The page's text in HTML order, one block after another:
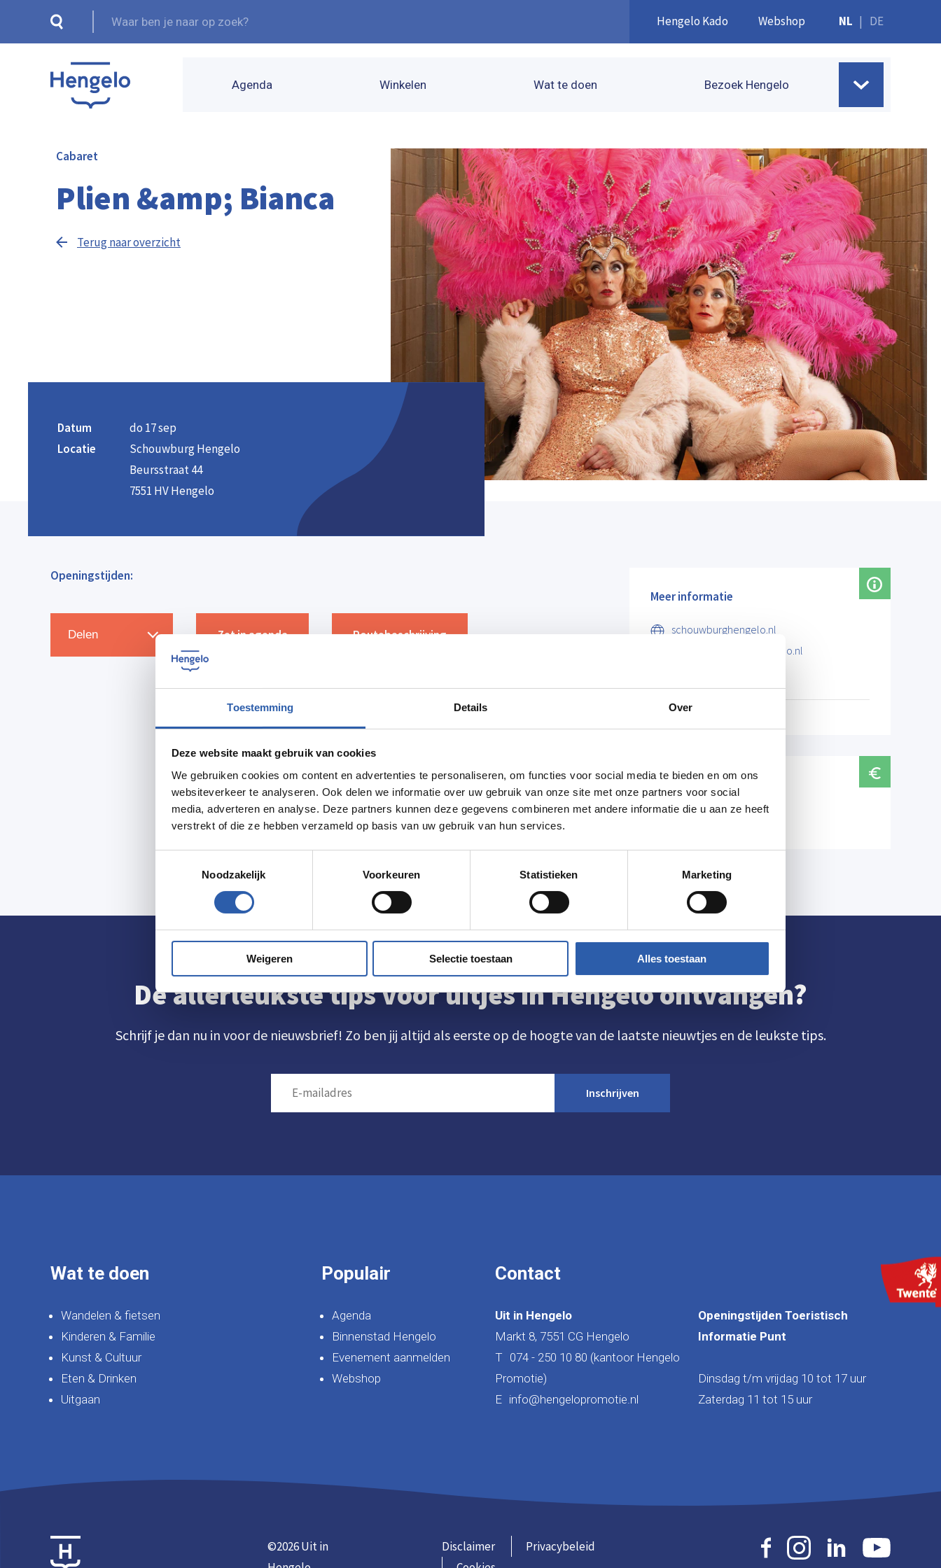
Toestemming Details Over
Deze website maakt gebruik van cookies
We gebruiken cookies om content en advertenties te personaliseren, om functies voor social media te bieden en om ons
websiteverkeer te analyseren. Ook delen we informatie over uw gebruik van onze site met onze partners voor social
media, adverteren en analyse. Deze partners kunnen deze gegevens combineren met andere informatie die u aan ze heeft
verstrekt of die ze hebben verzameld op basis van uw gebruik van hun services.
Noodzakelijk
Voorkeuren Statistieken Marketing
Weigeren Selectie toestaan Alles toestaan
Hengelo Kado Webshop NL | DE
Agenda Winkelen Wat te doen Bezoek Hengelo
Cabaret
Plien &amp; Bianca
Terug naar overzicht
Datum
do 17 sep
Locatie
Schouwburg Hengelo
Beursstraat 44
7551 HV Hengelo
Openingstijden:
Delen Zet in agenda Routebeschrijving
Meer informatie
schouwburghengelo.nl
info@schouwburghengelo.nl
Normaal tarief € 35,50
De allerleukste tips voor uitjes in Hengelo ontvangen?
Schrijf je dan nu in voor de nieuwsbrief! Zo ben jij altijd als eerste op de hoogte van de laatste nieuwtjes en de leukste tips.
Inschrijven
Wat te doen
Wandelen & fietsen
Kinderen & Familie
Kunst & Cultuur
Eten & Drinken
Uitgaan
Populair
Agenda
Binnenstad Hengelo
Evenement aanmelden
Webshop
Contact
Uit in Hengelo
Markt 8, 7551 CG Hengelo
T 074 - 250 10 80 (kantoor Hengelo
Promotie)
E info@hengelopromotie.nl
Openingstijden Toeristisch
Informatie Punt
Dinsdag t/m vrijdag 10 tot 17 uur
Zaterdag 11 tot 15 uur
©2026 Uit in
Disclaimer
Privacybeleid